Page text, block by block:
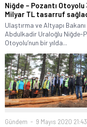
Niğde – Pozantı Otoyolu
Milyar TL tasarruf
Ulaştırma ve Altyapı Bakanı
Abdulkadir Uraloğlu Niğde-
Otoyolu’nun bir yılda...
Gündem 9 Mayıs 2020 21:43